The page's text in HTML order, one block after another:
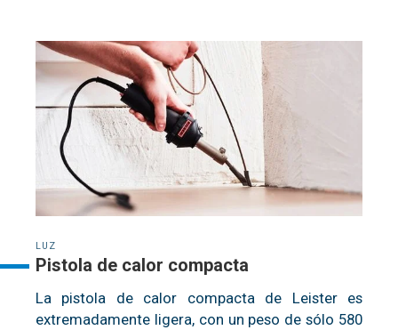
LUZ
Pistola de calor compacta
La pistola de calor compacta de Leister es
extremadamente ligera, con un peso de sólo 580